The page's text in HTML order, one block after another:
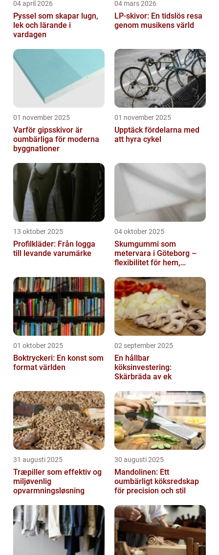
04 april 2026
Pyssel som skapar lugn,
lek och lärande i
vardagen
04 mars 2026
LP-skivor: En tidslös resa
genom musikens värld
01 november 2025
Varför gipsskivor är
oumbärliga för moderna
byggnationer
01 november 2025
Upptäck fördelarna med
att hyra cykel
13 oktober 2025
Profilkläder: Från logga
till levande varumärke
04 oktober 2025
Skumgummi som
metervara i Göteborg –
flexibilitet för hem,
01 oktober 2025
Boktryckeri: En konst som
format världen
02 september 2025
En hållbar
köksinvestering:
Skärbräda av ek
31 augusti 2025
Træpiller som effektiv og
miljøvenlig
opvarmningsløsning
30 augusti 2025
Mandolinen: Ett
oumbärligt köksredskap
för precision och stil